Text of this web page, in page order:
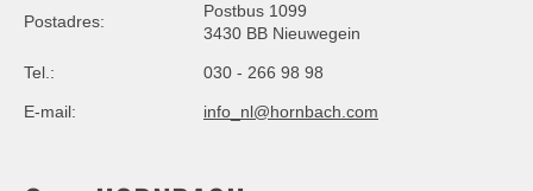
Postadres:
Postbus 1099
3430 BB Nieuwegein
Tel.: 030 - 266 98 98
E-mail: info_nl@hornbach.com